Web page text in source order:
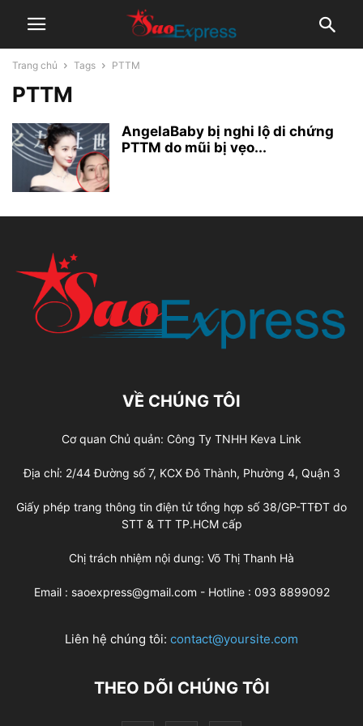
Trang chủ Tags PTTM
PTTM
AngelaBaby bị nghi lộ di chứng
PTTM do mũi bị vẹo...
VỀ CHÚNG TÔI
Cơ quan Chủ quản: Công Ty TNHH Keva Link
Địa chỉ: 2/44 Đường số 7, KCX Đô Thành, Phường 4, Quận 3
Giấy phép trang thông tin điện tử tổng hợp số 38/GP-TTĐT do
STT & TT TP.HCM cấp
Chị trách nhiệm nội dung: Võ Thị Thanh Hà
Email : saoexpress@gmail.com - Hotline : 093 8899092
Liên hệ chúng tôi: contact@yoursite.com
THEO DÕI CHÚNG TÔI